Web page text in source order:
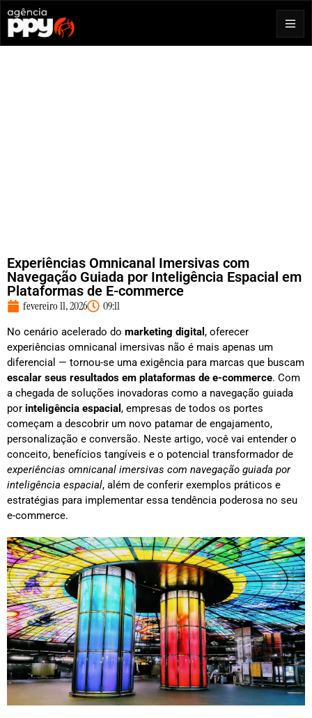
Experiências Omnicanal Imersivas com
Navegação Guiada por Inteligência Espacial em
Plataformas de E-commerce
fevereiro 11, 2026 09:11
No cenário acelerado do marketing digital , oferecer
experiências omnicanal imersivas não é mais apenas um
diferencial — tornou-se uma exigência para marcas que buscam
escalar seus resultados em plataformas de e-commerce. Com
a chegada de soluções inovadoras como a navegação guiada
por inteligência espacial , empresas de todos os portes
começam a descobrir um novo patamar de engajamento,
personalização e conversão. Neste artigo, você vai entender o
conceito, benefícios tangíveis e o potencial transformador de
experiências omnicanal imersivas com navegação guiada por
inteligência espacial, além de conferir exemplos práticos e
estratégias para implementar essa tendência poderosa no seu
e-commerce.